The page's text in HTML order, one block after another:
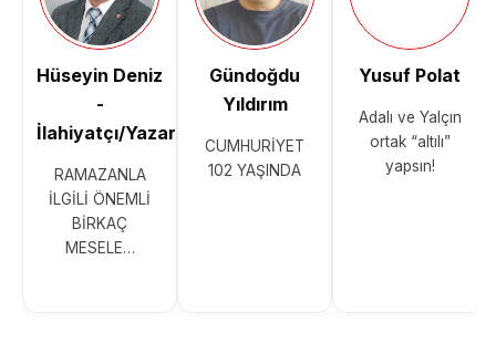
Hüseyin Deniz
-
İlahiyatçı/Yazar
RAMAZANLA
İLGİLİ ÖNEMLİ
BİRKAÇ
MESELE…
Gündoğdu
Yıldırım
CUMHURİYET
102 YAŞINDA
Yusuf Polat
Adalı ve Yalçın
ortak “altılı”
yapsın!